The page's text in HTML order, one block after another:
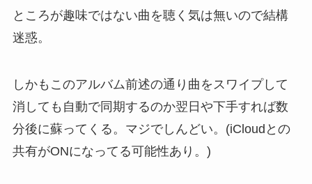
ところが趣味ではない曲を聴く気は無いので結構
迷惑。
しかもこのアルバム前述の通り曲をスワイプして
消しても自動で同期するのか翌日や下手すれば数
分後に蘇ってくる。マジでしんどい。(iCloudとの
共有がONになってる可能性あり。)